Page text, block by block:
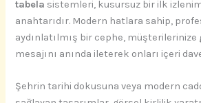
tabela sistemleri, kusursuz bir ilk
anahtarıdır. Modern hatlara sahip,
aydınlatılmış bir cephe, müşterilerinize
mesajını anında ileterek onları içeri
Şehrin tarihi dokusuna veya modern